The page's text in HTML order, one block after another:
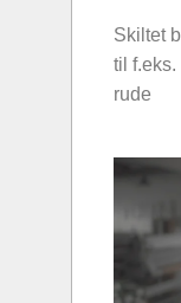
Skiltet
til
rude